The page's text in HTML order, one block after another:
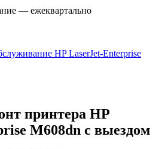
— ежеквартально
HP LaserJet-Enterprise
принтера HP
M608dn с выездом